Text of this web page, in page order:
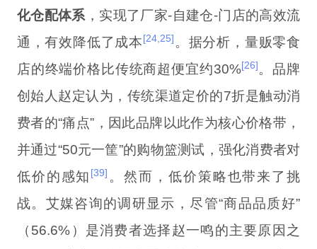
化仓配体系，实现了厂家-自建仓-门店的高效流
通，有效降低了成本[24,25] 。据分析，量贩零食
店的终端价格比传统商超便宜约30%[26]。品牌
创始人赵定认为，传统渠道定价的7折是触动消
费者的“痛点”，因此品牌以此作为核心价格带，
并通过“50元一筐”的购物篮测试，强化消费者对
低价的感知 [39] 。然而，低价策略也带来了挑
战。艾媒咨询的调研显示，尽管“商品品质好”
（56.6%）是消费者选择赵一鸣的主要原因之